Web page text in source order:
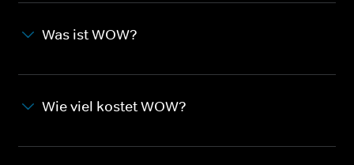
Was ist WOW?
Wie viel kostet WOW?